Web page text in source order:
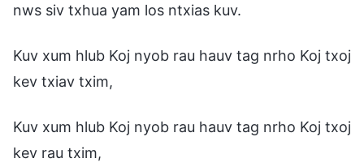
nws siv txhua yam los ntxias kuv.
Kuv xum hlub Koj nyob rau hauv tag nrho Koj txoj
kev txiav txim,
Kuv xum hlub Koj nyob rau hauv tag nrho Koj txoj
kev rau txim,